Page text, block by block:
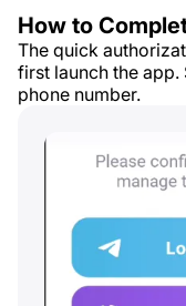
How to
The quick
first launch the
phone number.